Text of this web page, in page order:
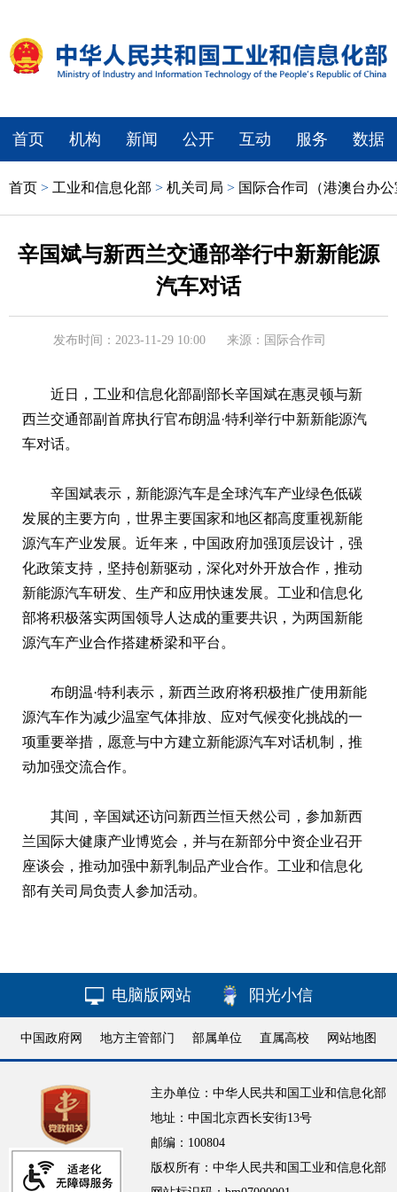
首页 机构 新闻 公开 互动 服务 数据
首页 > 工业和信息化部 > 机关司局 > 国际合作司（港澳台办
辛国斌与新西兰交通部举行中新新能源
汽车对话
发布时间：2023-11-29 10:00 来源：国际合作司
近日，工业和信息化部副部长辛国斌在惠灵顿与新
西兰交通部副首席执行官布朗温·特利举行中新新能源汽
车对话。
辛国斌表示，新能源汽车是全球汽车产业绿色低碳
发展的主要方向，世界主要国家和地区都高度重视新能
源汽车产业发展。近年来，中国政府加强顶层设计，强
化政策支持，坚持创新驱动，深化对外开放合作，推动
新能源汽车研发、生产和应用快速发展。工业和信息化
部将积极落实两国领导人达成的重要共识，为两国新能
源汽车产业合作搭建桥梁和平台。
布朗温·特利表示，新西兰政府将积极推广使用新能
源汽车作为减少温室气体排放、应对气候变化挑战的一
项重要举措，愿意与中方建立新能源汽车对话机制，推
动加强交流合作。
其间，辛国斌还访问新西兰恒天然公司，参加新西
兰国际大健康产业博览会，并与在新部分中资企业召开
座谈会，推动加强中新乳制品产业合作。工业和信息化
部有关司局负责人参加活动。
电脑版网站 阳光小信
中国政府网 地方主管部门 部属单位 直属高校 网站地图
主办单位：中华人民共和国工业和信息化部
地址：中国北京西长安街13号
邮编：100804
版权所有：中华人民共和国工业和信息化部